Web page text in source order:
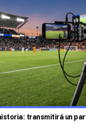
transmitirá un